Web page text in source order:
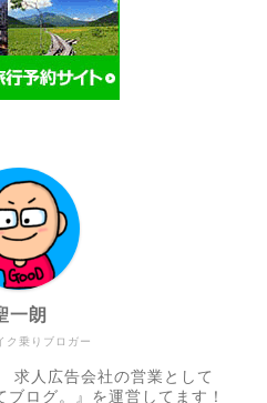
ク乗りブロガー
一朗
求人広告会社の営業として
ログ。』を運営してます！